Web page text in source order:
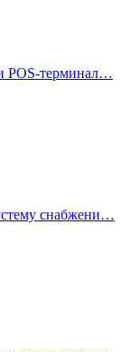
POS-терминал…
снабжени…